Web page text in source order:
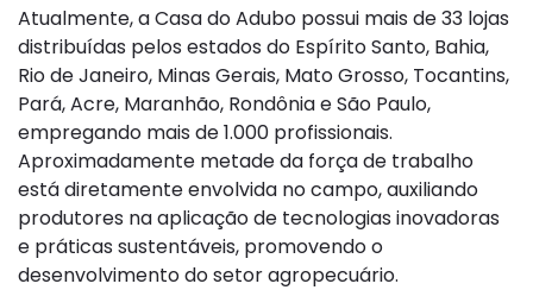
Atualmente, a Casa do Adubo possui mais de 33 lojas
distribuídas pelos estados do Espírito Santo, Bahia,
Rio de Janeiro, Minas Gerais, Mato Grosso, Tocantins,
Pará, Acre, Maranhão, Rondônia e São Paulo,
empregando mais de 1.000 profissionais.
Aproximadamente metade da força de trabalho
está diretamente envolvida no campo, auxiliando
produtores na aplicação de tecnologias inovadoras
e práticas sustentáveis, promovendo o
desenvolvimento do setor agropecuário.